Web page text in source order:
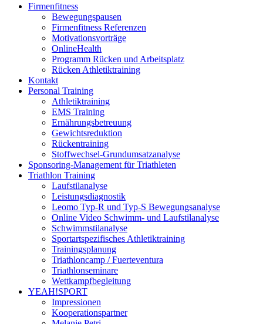
Firmenfitness
Bewegungspausen
Firmenfitness Referenzen
Motivationsvorträge
OnlineHealth
Programm Rücken und Arbeitsplatz
Rücken Athletiktraining
Kontakt
Personal Training
Athletiktraining
EMS Training
Ernährungsbetreuung
Gewichtsreduktion
Rückentraining
Stoffwechsel-Grundumsatzanalyse
Sponsoring-Management für Triathleten
Triathlon Training
Laufstilanalyse
Leistungsdiagnostik
Leomo Typ-R und Typ-S Bewegungsanalyse
Online Video Schwimm- und Laufstilanalyse
Schwimmstilanalyse
Sportartspezifisches Athletiktraining
Trainingsplanung
Triathloncamp / Fuerteventura
Triathlonseminare
Wettkampfbegleitung
YEAH!SPORT
Impressionen
Kooperationspartner